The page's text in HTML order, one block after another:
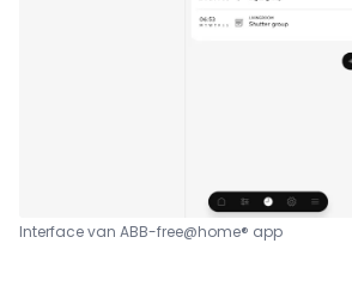
Interface van ABB-free@home® app